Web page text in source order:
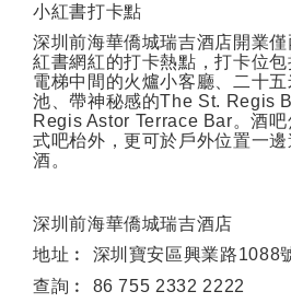
小紅書打卡點
深圳前海華僑城瑞吉酒店開業
紅書網紅的打卡熱點，打卡位
電梯中間的火爐小客廳、二十
池、帶神秘感的The St. Regis
Regis Astor Terrace Bar。酒
式吧枱外，更可於戶外位置一
酒。
深圳前海華僑城瑞吉酒店
地址︰
深圳寶安區興業路1088
查詢︰
86 755 2332 2222